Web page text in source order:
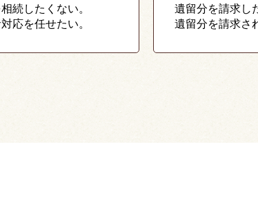
続したくない。
応を任せたい。
遺留分を請求し
遺留分を請求さ